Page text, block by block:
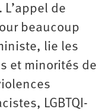
de
beaucoup
lie les
et minorités de
LGBTQI-